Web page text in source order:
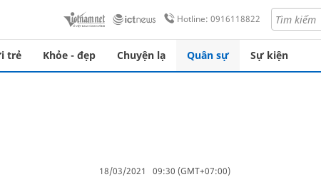
Hotline: 0916118822
trẻ Khỏe - đẹp Chuyện lạ Quân sự Sự kiện
18/03/2021 09:30 (GMT+07:00)